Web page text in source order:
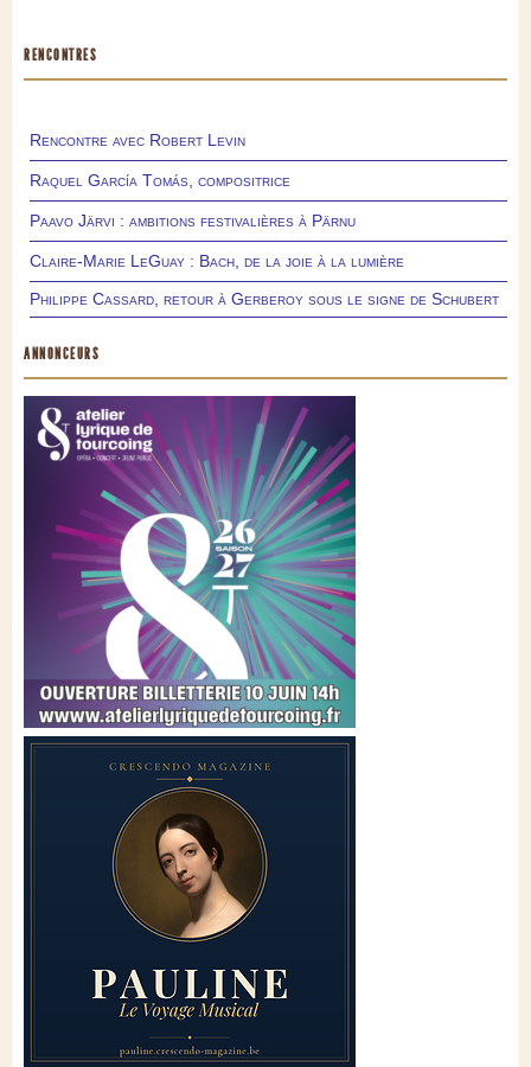
RENCONTRES
Rencontre avec Robert Levin
Raquel García Tomás, compositrice
Paavo Järvi : ambitions festivalières à Pärnu
Claire-Marie LeGuay : Bach, de la joie à la lumière
Philippe Cassard, retour à Gerberoy sous le signe de Schubert
ANNONCEURS